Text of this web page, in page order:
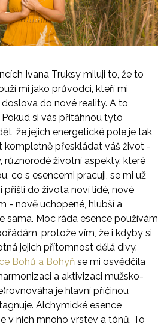
Ivana Truksy miluji to, že to
mi jako průvodci, kteří mi
do nové reality. A to
si vás přitáhnou tyto
že jejich energetické pole je tak
kompletně přeskládat váš život -
různorodé životní aspekty, které
co s esencemi pracuji, se mi už
přišli do života noví lidé, nové
- nově uchopené, hlubší a
sama. Moc ráda esence používám
protože vím, že i kdyby si
jejich přítomnost dělá divy.
Bohů a Bohyň se mi osvědčila
a aktivizaci mužsko-
je hlavní příčinou
Alchymické esence
v nich mnoho vrstev a tónů. To